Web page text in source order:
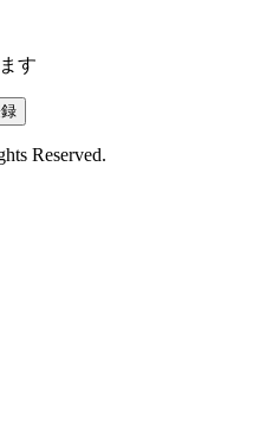
す
Reserved.